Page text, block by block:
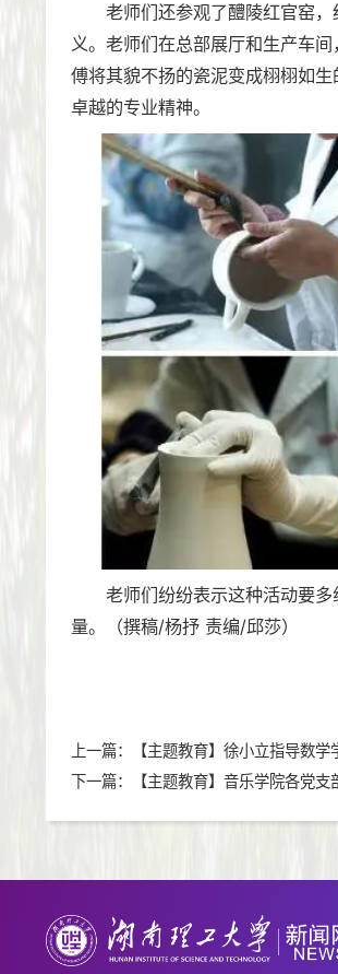
老师们还参观了醴陵红官窑
义。老师们在总部展厅和生产车
傅将其貌不扬的瓷泥变成栩栩如
卓越的专业精神。
老师们纷纷表示这种活动要
量。（撰稿/杨抒 责编/邱莎）
上一篇：
【主题教育】徐小立指导数
下一篇：
【主题教育】音乐学院各党